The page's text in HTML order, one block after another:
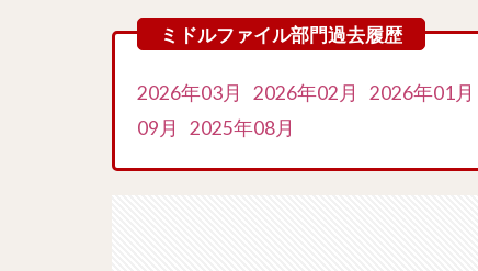
2026年03月 2026年02月 2026年01月
09月
2025年08月